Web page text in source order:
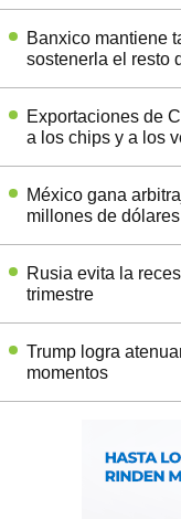
Banxico mantiene
sostenerla el resto
Exportaciones de
a los chips y a los
México gana
millones de
Rusia evita la
trimestre
Trump logra
momentos